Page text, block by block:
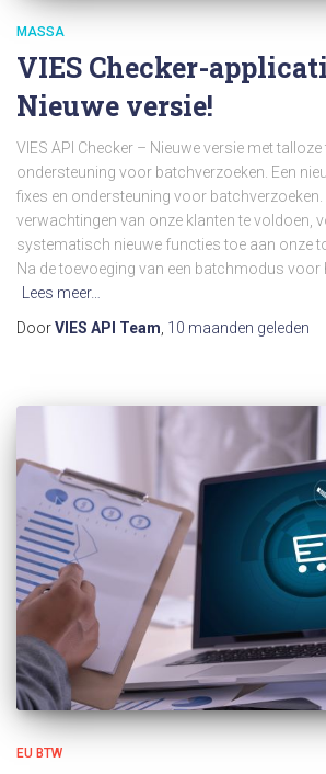
MASSA
VIES Checker-
Nieuwe versie!
VIES API Checker – Nieuwe versie met talloze
ondersteuning voor batchverzoeken. Een
fixes en ondersteuning voor batchverzoeken.
verwachtingen van onze klanten te voldoen,
systematisch nieuwe functies toe aan onze
Na de toevoeging van een batchmodus voor
Lees meer…
DoorVIES API Team 10 maanden geleden
EU BTW